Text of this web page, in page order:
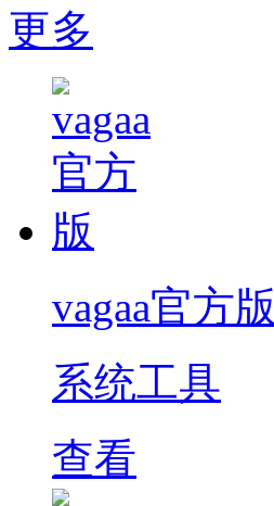
更多
vagaa官方版
系统工具
查看